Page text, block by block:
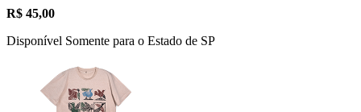
R$ 45,00
Disponível Somente para o Estado de SP